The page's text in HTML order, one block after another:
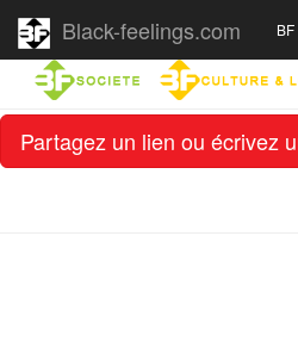
Partagez un lien ou écrivez
Black-feelings.com